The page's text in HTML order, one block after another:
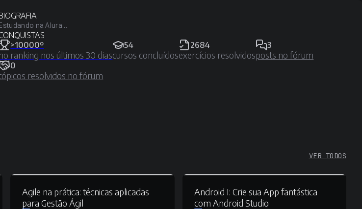
Estudando na Alura...
>10000º
no ranking nos últimos 30 dias
54
cursos concluídos
2684
exercícios resolvidos
3
posts no fórum
0
resolvidos no fórum
VER TODOS
Agile na prática:técnicas aplicadas
para Gestão Ágil
Android I: Crie sua App fantástica
com Android Studio